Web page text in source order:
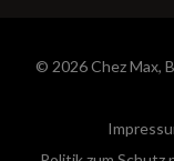
© 2026 Chez Max,